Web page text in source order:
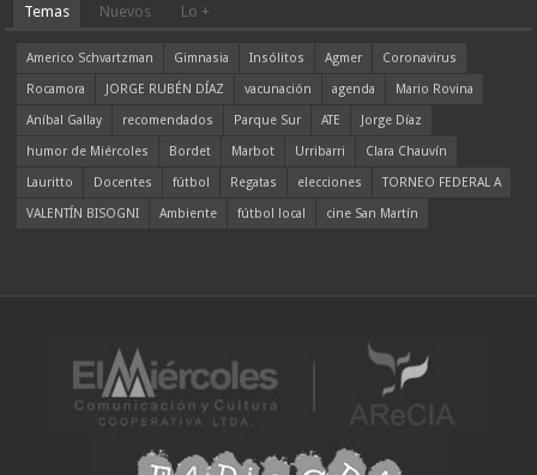
Temas Nuevos Lo +
Americo Schvartzman Gimnasia Insólitos Agmer
Coronavirus
Rocamora
JORGE RUBÉN DÍAZ vacunación agenda
Mario Rovina
Aníbal Gallay
recomendados Parque Sur ATE
Jorge Díaz
humor de Miércoles
Bordet Marbot Urribarri
Clara Chauvín
Lauritto
Docentes fútbol Regatas elecciones
TORNEO FEDERAL A
VALENTÍN BISOGNI
Ambiente fútbol local cine San Martín